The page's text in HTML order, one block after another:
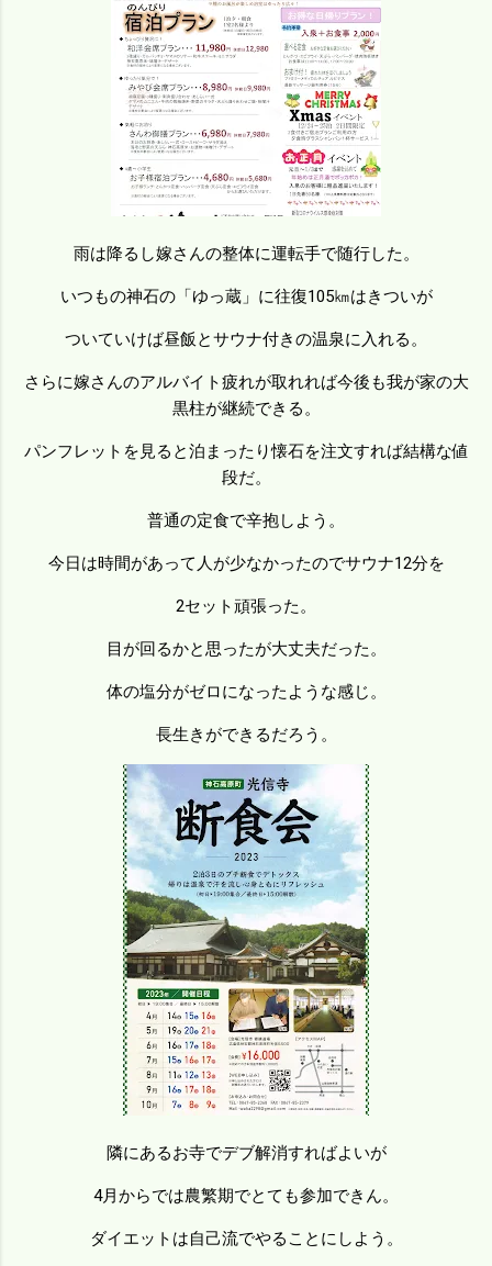
雨は降るし嫁さんの整体に運転手で随行した。
いつもの神石の「ゆっ蔵」に往復105㎞はきついが
ついていけば昼飯とサウナ付きの温泉に入れる。
さらに嫁さんのアルバイト疲れが取れれば今後も我が家の大
黒柱が継続できる。
パンフレットを見ると泊まったり懐石を注文すれば結構な値
段だ。
普通の定食で辛抱しよう。
今日は時間があって人が少なかったのでサウナ12分を
2セット頑張った。
目が回るかと思ったが大丈夫だった。
体の塩分がゼロになったような感じ。
長生きができるだろう。
隣にあるお寺でデブ解消すればよいが
4月からでは農繁期でとても参加できん。
ダイエットは自己流でやることにしよう。